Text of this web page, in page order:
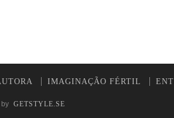
IMAGINAÇÃO FÉRTIL
by GETSTYLE.SE